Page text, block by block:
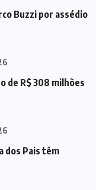
Buzzi por assédio
de R$ 308 milhões
dos Pais têm